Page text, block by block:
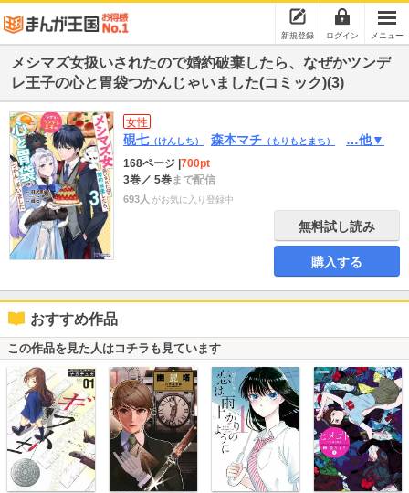
新規登録 ログイン メニュー
メシマズ女扱いされたので婚約破棄したら、なぜかツンデ
レ王子の心と胃袋つかんじゃいました(コミック)(3)
女性
硯七 （けんしち） 森本マチ （もりもとまち） …他▼
168ページ 700pt
3巻／ 5巻まで配信
693人 がお気に入り登録中
無料試し読み
購入する
おすすめ作品
この作品を見た人はコチラも見ています